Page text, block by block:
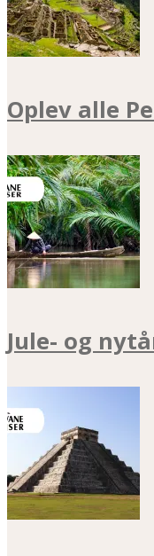
Oplev alle
Jule- og